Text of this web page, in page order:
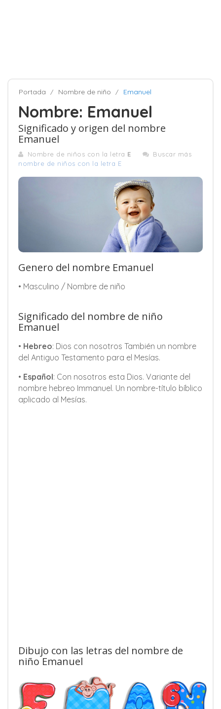
Portada Nombre de niño Emanuel
Nombre: Emanuel
Significado y origen del nombre
Emanuel
Nombre de niños con la letra E
Buscar más
nombre de niños con la letra E
Genero del nombre Emanuel
• Masculino / Nombre de niño
Significado del nombre de niño
Emanuel
• Hebreo: Dios con nosotros También un nombre
del Antiguo Testamento para el Mesías.
• Español: Con nosotros esta Dios. Variante del
nombre hebreo Immanuel. Un nombre-título bíblico
aplicado al Mesías.
Dibujo con las letras del nombre de
niño Emanuel